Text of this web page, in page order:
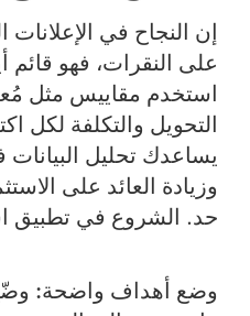
إن النجاح في
على النقرات، فهو
استخدم مقاييس مثل
التحويل والتكلفة لكل
يساعدك تحليل البيانات
حد. الشروع في تطبيق
وضع أهداف واضحة: